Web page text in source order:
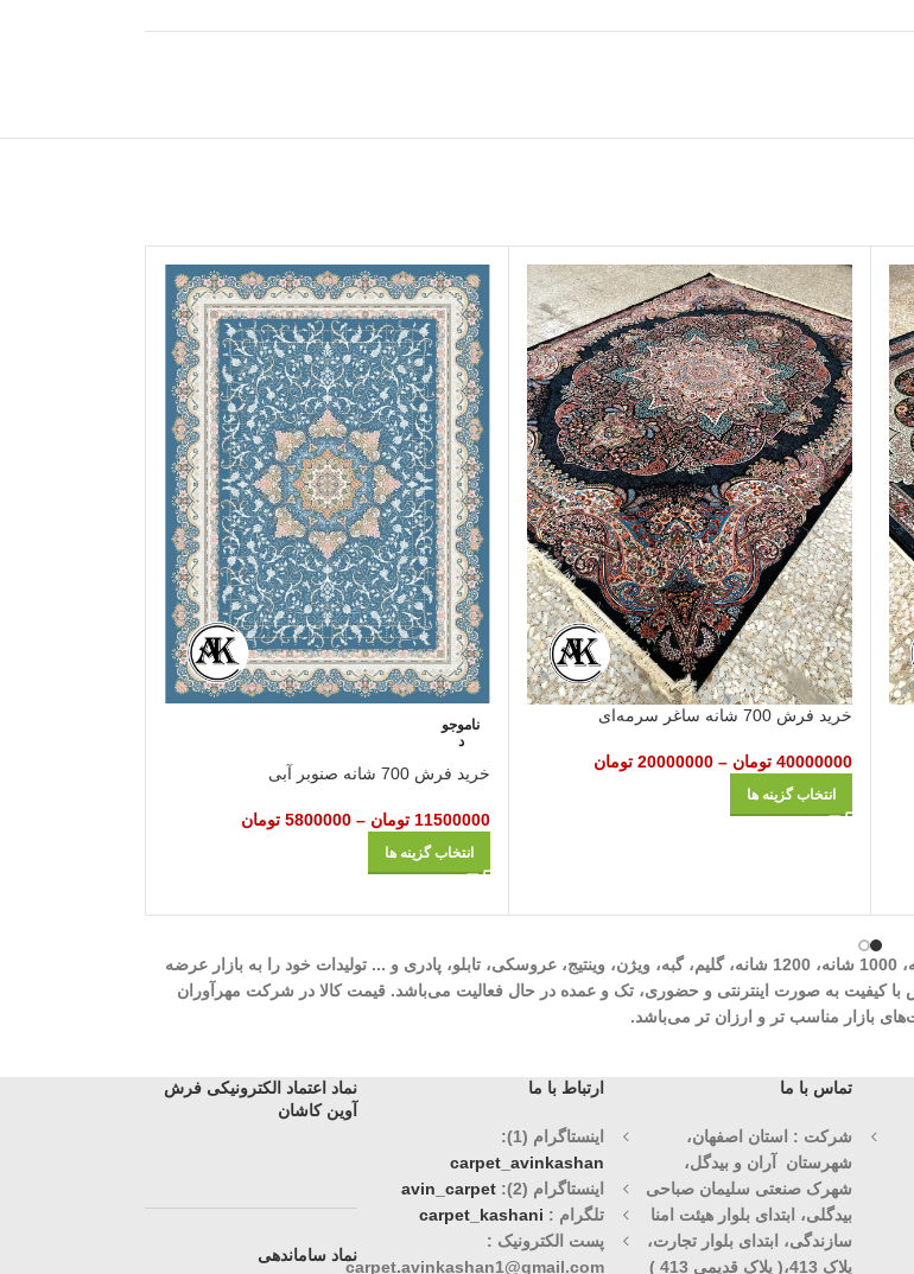
خرید فرش 700 شانه ساغر سرمه‌ای
40000000 تومان –
20000000 تومان
انتخاب گزینه ها
ناموجو
د
خرید فرش 700 شانه صنوبر آبی
11500000 تومان –
5800000 تومان
انتخاب گزینه ها
شرکت مهرآوران فیض کاشان در زمینه تولید انواع فرش‌های ماشینی نظیر طرح 700 شانه، 700 شانه، 1000 شانه، 1200 شانه، گلیم، گبه، ویژن، وینتیج، عروسکی، تابلو، پادری و ... تولیدات خود را به بازار عرضه
30 ساله با هدف سهولت در عرضه اجناس با کیفیت به صورت اینترنتی و حضوری، تک و عمده در حال فعالیت می‌باشد. قیمت کالا در شرکت مهرآوران
بازار مناسب تر و ارزان تر می‌باشد.
تماس با ما
شرکت : استان اصفهان،
شهرستان آران و بیدگل،
شهرک صنعتی سلیمان صباحی
بیدگلی، ابتدای بلوار هیئت امنا
سازندگی، ابتدای بلوار تجارت،
پلاک 413،( پلاک قدیمی 413 )
ارتباط با ما
اینستاگرام (1):
carpet_avinkashan
اینستاگرام (2):
avin_carpet
تلگرام : carpet_kashani
پست الکترونیک :
carpet.avinkashan1@gmail.com
نماد اعتماد الکترونیکی فرش
آوین کاشان
نماد ساماندهی